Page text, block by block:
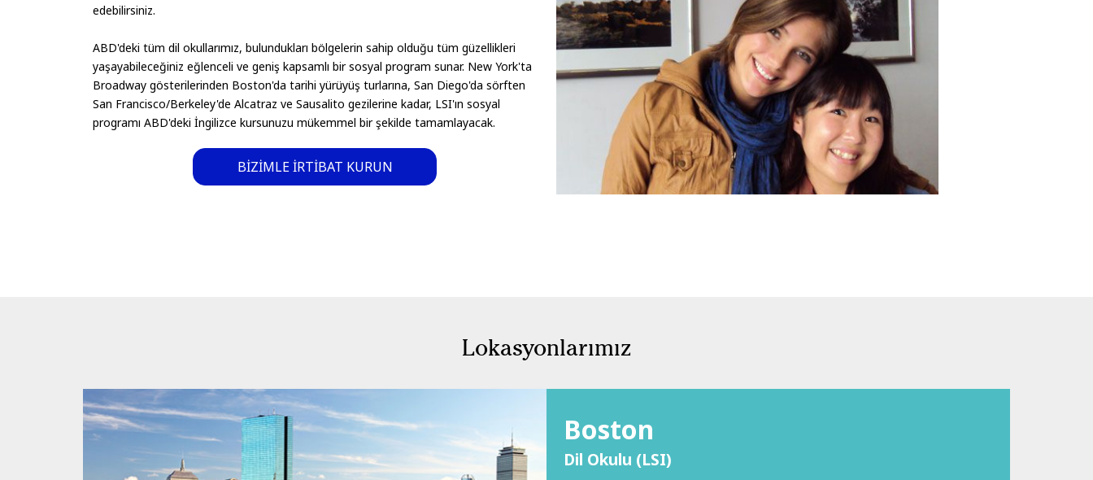
edebilirsiniz.
ABD'deki tüm dil okullarımız, bulundukları bölgelerin sahip olduğu tüm güzellikleri
yaşayabileceğiniz eğlenceli ve geniş kapsamlı bir sosyal program sunar. New York'ta
Broadway gösterilerinden Boston'da tarihi yürüyüş turlarına, San Diego'da sörften
San Francisco/Berkeley'de Alcatraz ve Sausalito gezilerine kadar, LSI'ın sosyal
programı ABD'deki İngilizce kursunuzu mükemmel bir şekilde tamamlayacak.
BIZIMLE IRTIBAT KURUN
Lokasyonlarımız
Boston
Dil Okulu (LSI)